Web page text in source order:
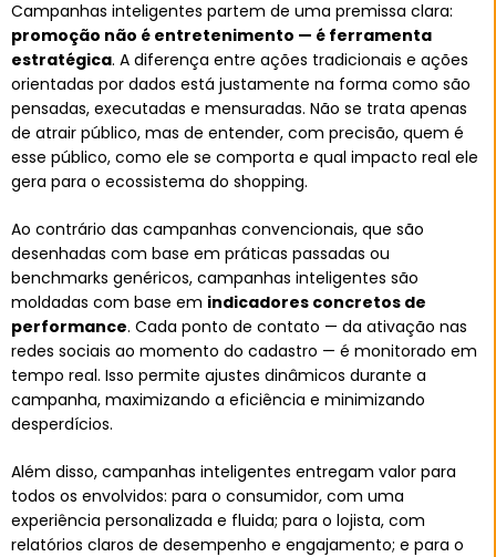
Campanhas inteligentes partem de uma premissa clara:
promoção não é entretenimento — é ferramenta
estratégica. A diferença entre ações tradicionais e ações
orientadas por dados está justamente na forma como são
pensadas, executadas e mensuradas. Não se trata apenas
de atrair público, mas de entender, com precisão, quem é
esse público, como ele se comporta e qual impacto real ele
gera para o ecossistema do shopping.
Ao contrário das campanhas convencionais, que são
desenhadas com base em práticas passadas ou
benchmarks genéricos, campanhas inteligentes são
moldadas com base em indicadores concretos de
performance. Cada ponto de contato — da ativação nas
redes sociais ao momento do cadastro — é monitorado em
tempo real. Isso permite ajustes dinâmicos durante a
campanha, maximizando a eficiência e minimizando
desperdícios.
Além disso, campanhas inteligentes entregam valor para
todos os envolvidos: para o consumidor, com uma
experiência personalizada e fluida; para o lojista, com
relatórios claros de desempenho e engajamento; e para o